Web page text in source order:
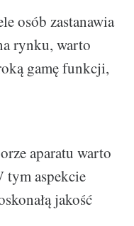
osób zastanawia
rynku, warto
gamę funkcji,
aparatu warto
tym aspekcie
jakość